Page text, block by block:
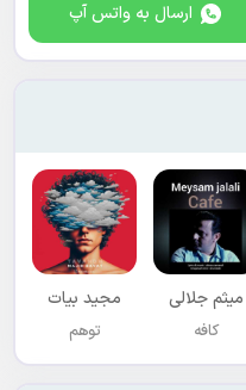
ارسال به واتس آپ
میثم جلالی
کافه
مجید بیات
توهم